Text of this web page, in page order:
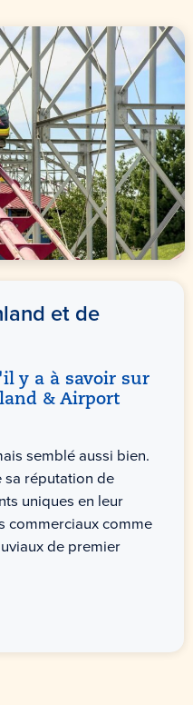
et de
y a à savoir sur
& Airport
semblé aussi bien.
sa réputation de
uniques en leur
commerciaux comme
de premier